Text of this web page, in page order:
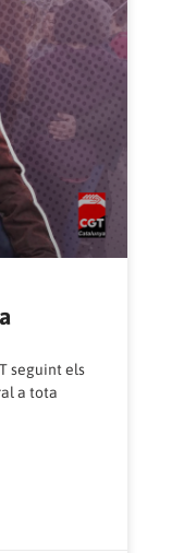
seguint els
a tota